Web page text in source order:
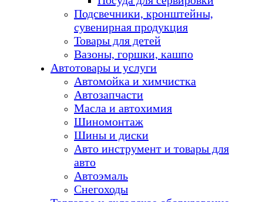
Подсвечники, кронштейны,
сувенирная продукция
Товары для детей
Вазоны, горшки, кашпо
Автотовары и услуги
Автомойка и химчистка
Автозапчасти
Масла и автохимия
Шиномонтаж
Шины и диски
Авто инструмент и товары для
авто
Автоэмаль
Снегоходы